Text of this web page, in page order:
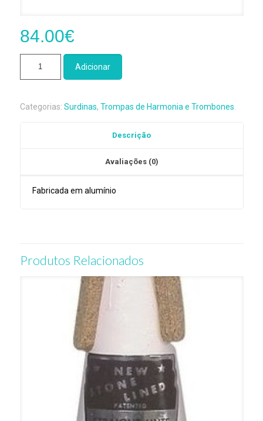
84.00€
Trombone
Adicionar
Categorias: Surdinas, Trompas de Harmonia e Trombones
Descrição
Avaliações (0)
Fabricada em alumínio
Produtos Relacionados